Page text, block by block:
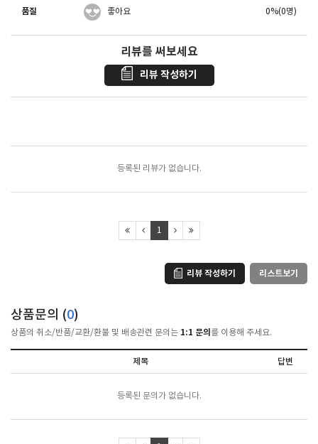
품질 좋아요 0%(0명)
리뷰를 써보세요
리뷰 작성하기
등록된 리뷰가 없습니다.
1
리뷰 작성하기 리스트보기
상품문의 (0)
상품의 취소/반품/교환/환불 및 배송관련 문의는 1:1 문의 를 이용해 주세요.
제목 답변
등록된 문의가 없습니다.